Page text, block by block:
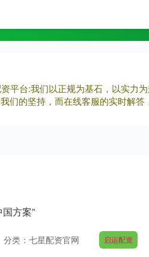
平台:我们以正规为基石，以实力
的坚持，而在线客服的实时解答
方案”
分类： 七星配资官网 启运配资